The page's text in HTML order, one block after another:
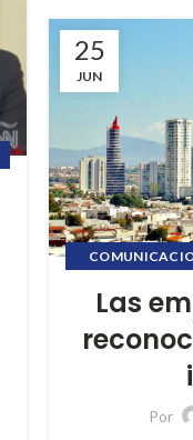
25
JUN
PUBLIC
Las
Por